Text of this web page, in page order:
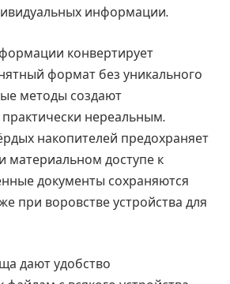
информации.
конвертирует
формат без уникального
методы создают
нереальным.
накопителей предохраняет
доступе к
документы сохраняются
при воровстве устройства для
дают удобство